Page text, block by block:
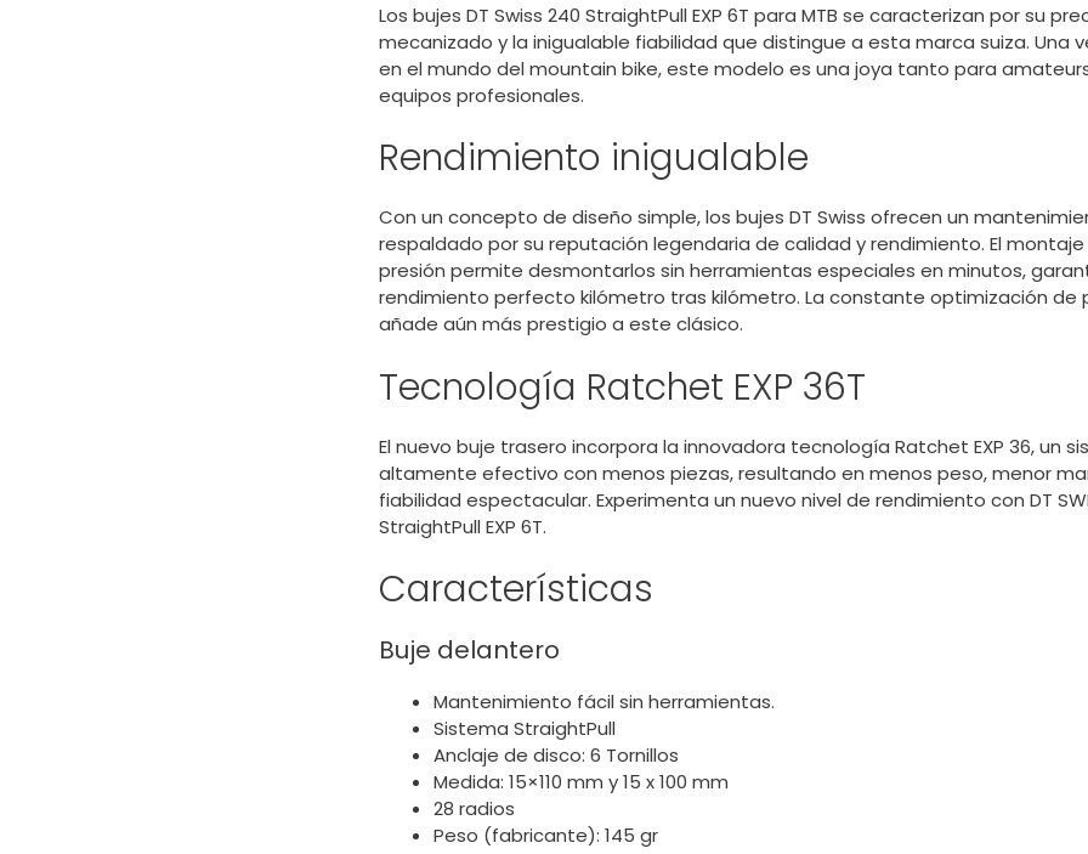
Los bujes DT Swiss 240 StraightPull EXP 6T para MTB se caracterizan por su
mecanizado y la inigualable fiabilidad que distingue a esta marca suiza. Una
en el mundo del mountain bike, este modelo es una joya tanto para
equipos profesionales.
Rendimiento inigualable
Con un concepto de diseño simple, los bujes DT Swiss ofrecen un
respaldado por su reputación legendaria de calidad y rendimiento. El
presión permite desmontarlos sin herramientas especiales en minutos,
rendimiento perfecto kilómetro tras kilómetro. La constante optimización de
añade aún más prestigio a este clásico.
Tecnología Ratchet EXP 36T
El nuevo buje trasero incorpora la innovadora tecnología Ratchet EXP 36, un
altamente efectivo con menos piezas, resultando en menos peso, menor
fiabilidad espectacular. Experimenta un nuevo nivel de rendimiento con DT
StraightPull EXP 6T.
Características
Buje delantero
Mantenimiento fácil sin herramientas.
Sistema StraightPull
Anclaje de disco: 6 Tornillos
Medida: 15×110 mm y 15 x 100 mm
28 radios
Peso (fabricante): 145 gr